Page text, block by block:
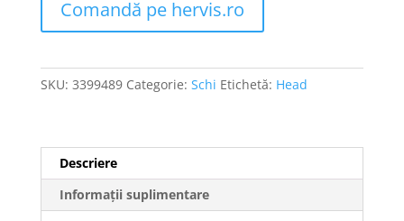
Comandă pe hervis.ro
SKU: 3399489 Categorie: Schi Etichetă: Head
Descriere
Informații suplimentare